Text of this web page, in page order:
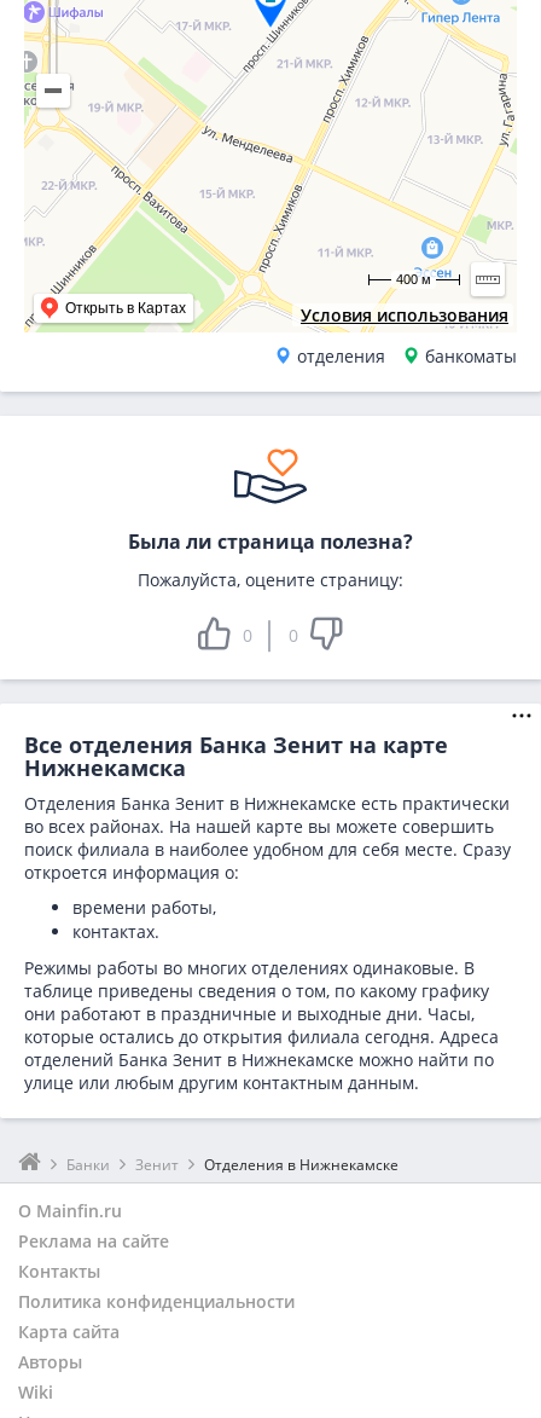
Условия использования
Открыть в Картах
400 м
отделения банкоматы
Была ли страница полезна?
Пожалуйста, оцените страницу:
0 0
Все отделения Банка Зенит на карте
Нижнекамска
Отделения Банка Зенит в Нижнекамске есть практически
во всех районах. На нашей карте вы можете совершить
поиск филиала в наиболее удобном для себя месте. Сразу
откроется информация о:
времени работы,
контактах.
Режимы работы во многих отделениях одинаковые. В
таблице приведены сведения о том, по какому графику
они работают в праздничные и выходные дни. Часы,
которые остались до открытия филиала сегодня. Адреса
отделений Банка Зенит в Нижнекамске можно найти по
улице или любым другим контактным данным.
Банки Зенит Отделения в Нижнекамске
О Mainfin.ru
Реклама на сайте
Контакты
Политика конфиденциальности
Карта сайта
Авторы
Wiki